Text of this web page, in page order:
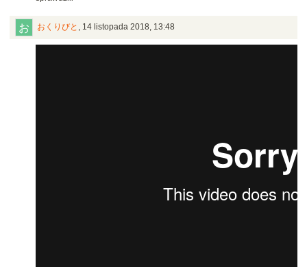
おくりびと , 14 listopada 2018, 13:48